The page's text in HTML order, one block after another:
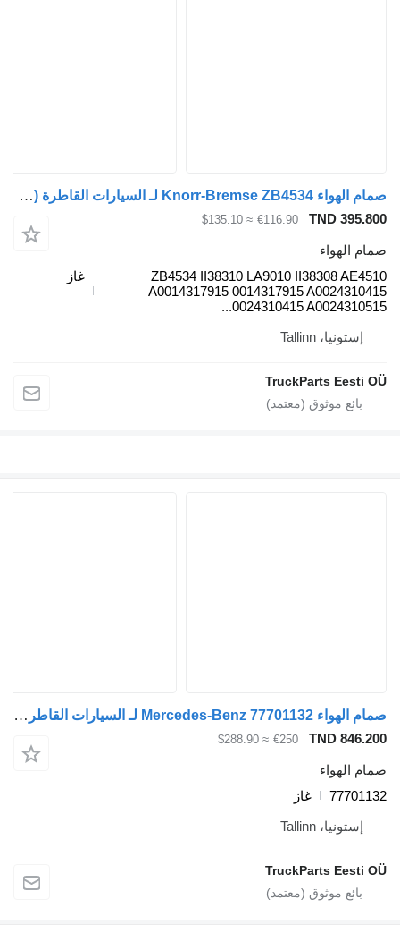
صمام الهواء Knorr-Bremse ZB4534 لـ السيارات القاطرة Mercedes-Benz Econic (1998-2014)
TND 395.800
€116.90
≈ $135.10
صمام الهواء
ZB4534 II38310 LA9010 II38308 AE4510
A0014317915 0014317915 A0024310415
0024310415 A0024310515...
غاز
إستونيا، Tallinn
TruckParts Eesti OÜ
صمام الهواء Mercedes-Benz 77701132 لـ السيارات القاطرة Mercedes-Benz Econic (1998-2014)
TND 846.200
€250
≈ $288.90
صمام الهواء
77701132
غاز
إستونيا، Tallinn
TruckParts Eesti OÜ